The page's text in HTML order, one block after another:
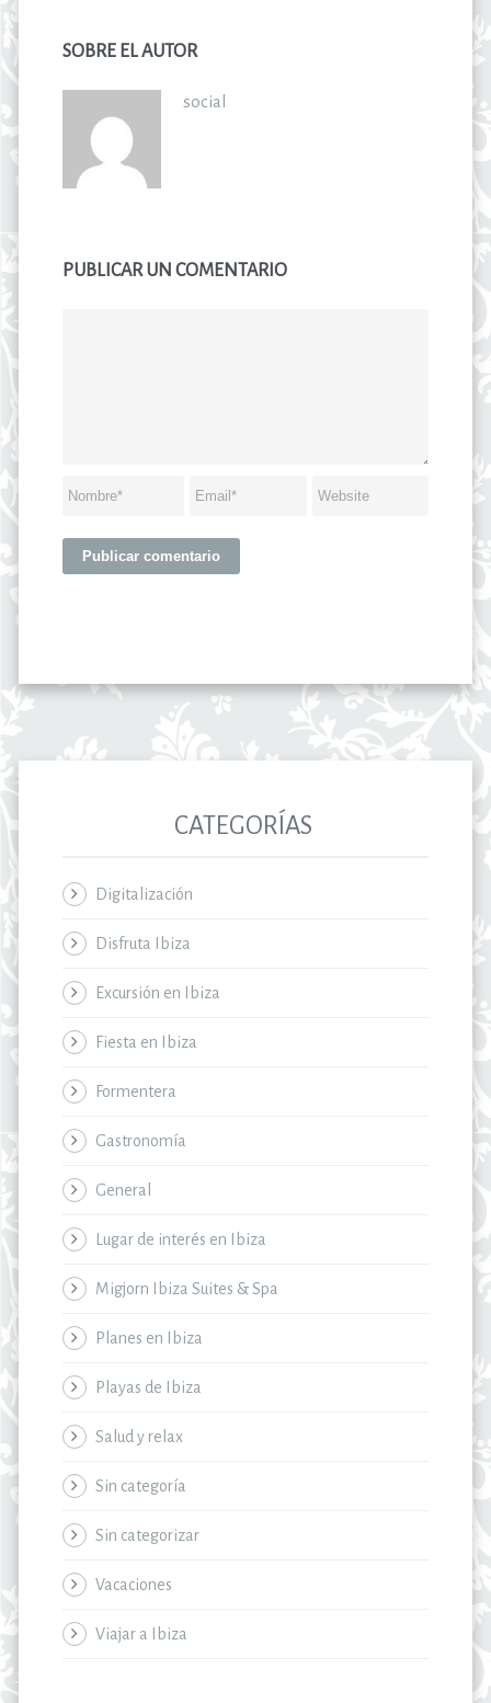
SOBRE EL AUTOR
social
PUBLICAR UN COMENTARIO
CATEGORÍAS
Digitalización
Disfruta Ibiza
Excursión en Ibiza
Fiesta en Ibiza
Formentera
Gastronomía
General
Lugar de interés en Ibiza
Migjorn Ibiza Suites & Spa
Planes en Ibiza
Playas de Ibiza
Salud y relax
Sin categoría
Sin categorizar
Vacaciones
Viajar a Ibiza